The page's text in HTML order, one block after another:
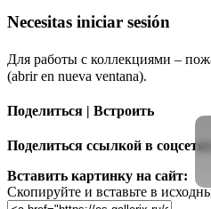
Necesitas iniciar sesión
Для работы с коллекциями –
(abrir en nueva ventana).
Поделиться | Встроить
Поделиться ссылкой в
Вставить картинку на сайт:
Скопируйте и вставьте в